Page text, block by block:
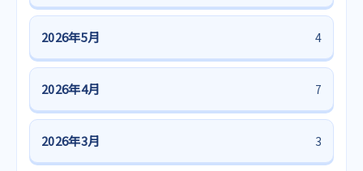
2026年5月 4
2026年4月 7
2026年3月 3